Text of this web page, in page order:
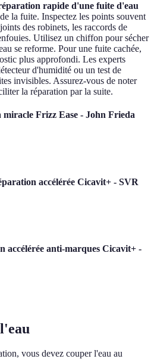
rapide d'une fuite d'eau
la fuite. Inspectez les points souvent
des robinets, les raccords de
Utilisez un chiffon pour sécher
se reforme. Pour une fuite cachée,
plus approfondi. Les experts
d'humidité ou un test de
invisibles. Assurez-vous de noter
la réparation par la suite.
Frizz Ease - John Frieda
accélérée Cicavit+ - SVR
accélérée anti-marques Cicavit+ -
vous devez couper l'eau au